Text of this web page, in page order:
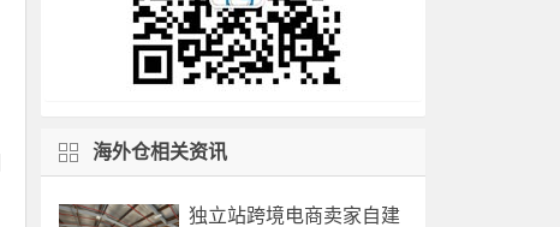
海外仓相关资讯
独立站跨境电商卖家自建